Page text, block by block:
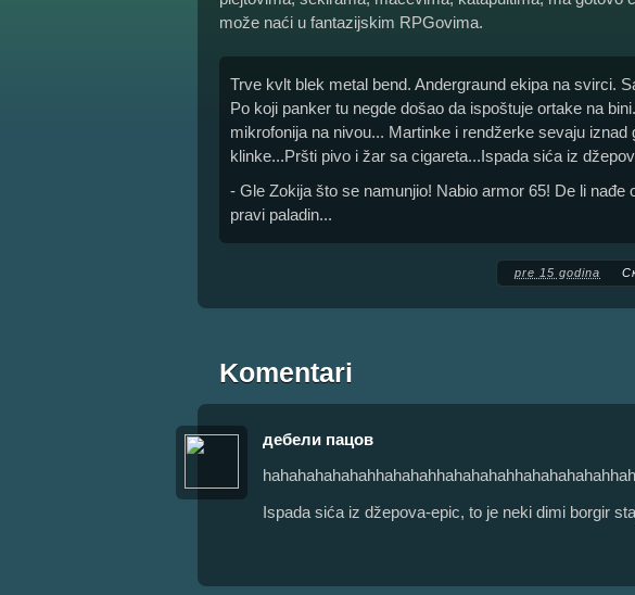
može naći u fantazijskim RPGovima.
Trve kvlt blek metal bend. Andergraund ekipa na svirci.
Po koji panker tu negde došao da ispoštuje ortake na
mikrofonija na nivou... Martinke i rendžerke sevaju iznad
klinke...Pršti pivo i žar sa cigareta...Ispada sića iz
- Gle Zokija što se namunjio! Nabio armor 65! De li nađe
pravi paladin...
pre 15 godina
Komentari
дебели пацов
Ispada sića iz džepova-epic, to je neki dimi borgir